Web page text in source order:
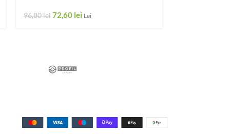
96,80lei 72,60 lei Lei